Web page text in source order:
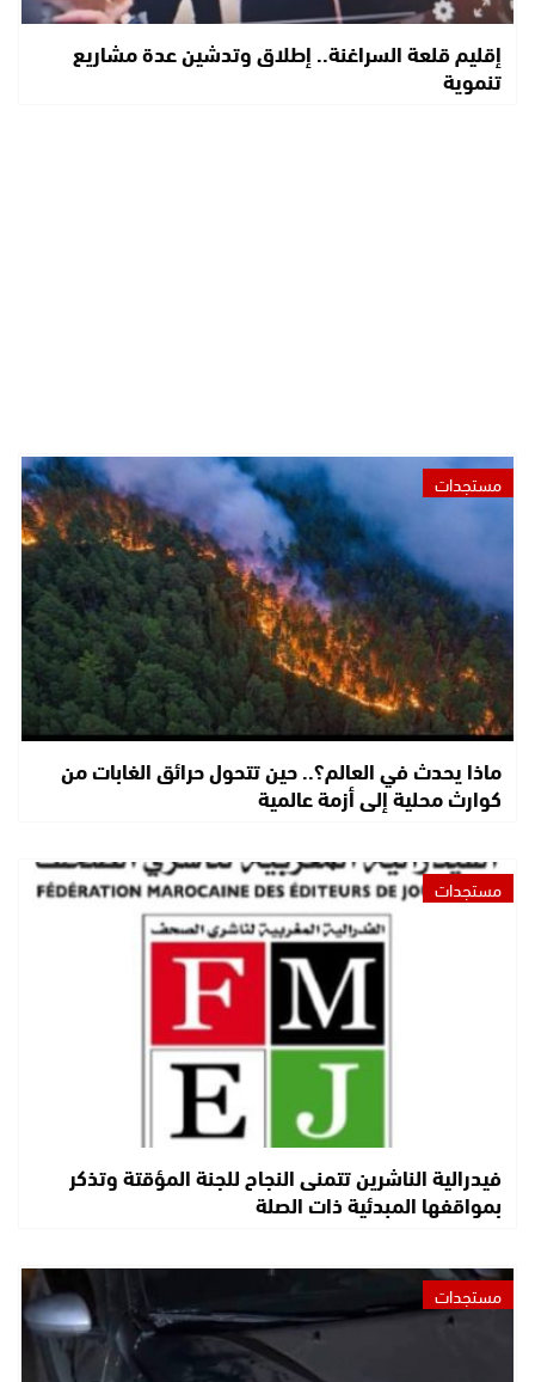
إقليم قلعة السراغنة.. إطلاق وتدشين عدة مشاريع
تنموية
مستجدات
ماذا يحدث في العالم؟.. حين تتحول حرائق الغابات من
كوارث محلية إلى أزمة عالمية
مستجدات
فيدرالية الناشرين تتمنى النجاح للجنة المؤقتة وتذكر
بمواقفها المبدئية ذات الصلة
مستجدات